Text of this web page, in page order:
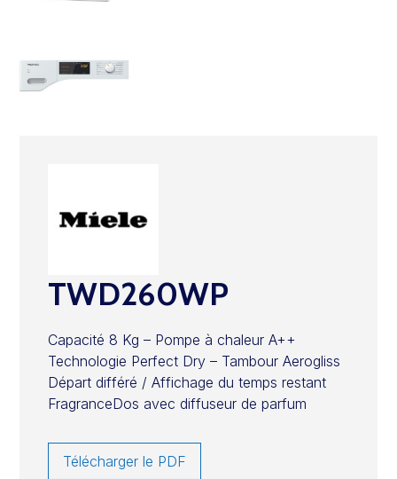
TWD260WP
Capacité 8 Kg – Pompe à chaleur A++
Technologie Perfect Dry – Tambour Aerogliss
Départ différé / Affichage du temps restant
FragranceDos avec diffuseur de parfum
Télécharger le PDF